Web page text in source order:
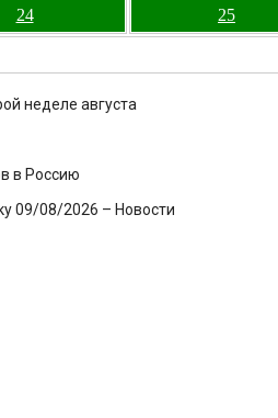
24 25
неделе августа
в Россию
09/08/2026 – Новости